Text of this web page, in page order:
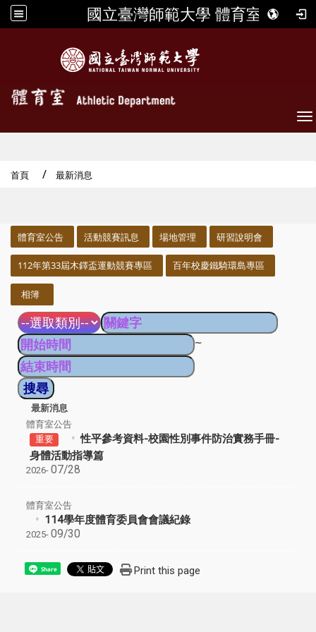
國立臺灣師範大學 體育室
首頁 最新消息
體育室公告 活動競賽訊息 場地管理 研習說明會
112年第33屆木鐸盃運動競賽專區 百年校慶鐵騎環島專區
相簿
~
最新消息
體育室公告
重要
性平參考資料-校園性別事件防治實務手冊-
身體活動指導篇
2026- 07/28
體育室公告
114學年度體育委員會會議紀錄
2025- 09/30
Share Print this page